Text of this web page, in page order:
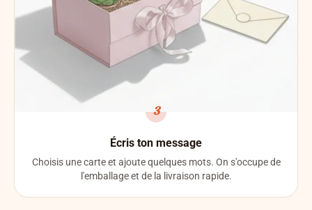
3
Écris ton message
Choisis une carte et ajoute quelques mots. On s'occupe de
l'emballage et de la livraison rapide.